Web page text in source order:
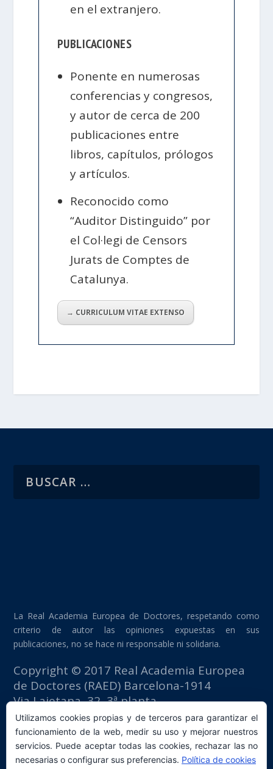
en el extranjero.
PUBLICACIONES
Ponente en numerosas
conferencias y congresos,
y autor de cerca de 200
publicaciones entre
libros, capítulos, prólogos
y artículos.
Reconocido como
“Auditor Distinguido” por
el Col·legi de Censors
Jurats de Comptes de
Catalunya.
→ CURRICULUM VITAE EXTENSO
La Real Academia Europea de Doctores, respetando como
criterio de autor las opiniones expuestas en sus
publicaciones, no se hace ni responsable ni solidaria.
Copyright © 2017 Real Academia Europea
de Doctores (RAED) Barcelona-1914
Via Laietana, 32, 3ª planta
Edificio Fomento del Trabajo
08003 Barcelona (España)
tlf: +34 93 667 40 54
secretaria@raed.academy
Utilizamos cookies propias y de terceros para garantizar el
funcionamiento de la web, medir su uso y mejorar nuestros
servicios. Puede aceptar todas las cookies, rechazar las no
necesarias o configurar sus preferencias. Política de cookies